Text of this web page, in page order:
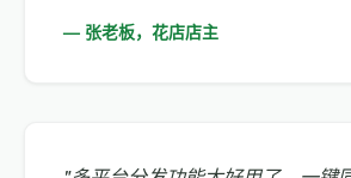
— 张老板，花店店主